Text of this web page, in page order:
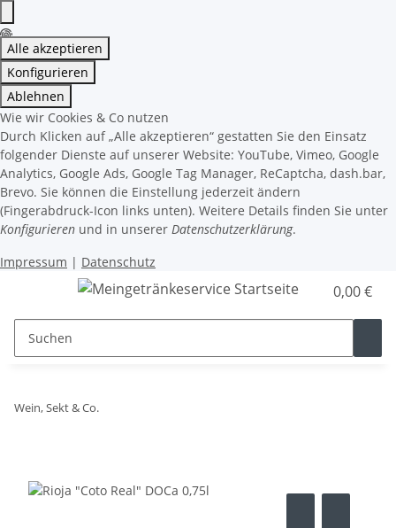
Alle akzeptieren
Konfigurieren
Ablehnen
Wie wir Cookies & Co nutzen
Durch Klicken auf „Alle akzeptieren“ gestatten Sie den Einsatz
folgender Dienste auf unserer Website: YouTube, Vimeo, Google
Analytics, Google Ads, Google Tag Manager, ReCaptcha, dash.bar,
Brevo. Sie können die Einstellung jederzeit ändern
(Fingerabdruck-Icon links unten). Weitere Details finden Sie unter
Konfigurieren und in unserer Datenschutzerklärung.
Impressum | Datenschutz
0,00 €
Wein, Sekt & Co.